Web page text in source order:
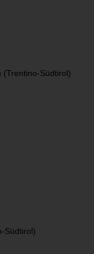
(Trentino-Südtirol)
Südtirol)